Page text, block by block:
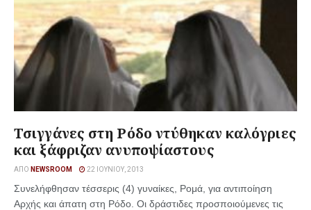
Τσιγγάνες στη Ρόδο ντύθηκαν καλόγριες
και ξάφριζαν ανυποψίαστους
ΑΠΌ NEWSROOM 22 ΙΟΥΝΊΟΥ, 2013
Συνελήφθησαν τέσσερις (4) γυναίκες, Ρομά, για αντιποίηση
Αρχής και άπατη στη Ρόδο. Οι δράστιδες προσποιούμενες τις